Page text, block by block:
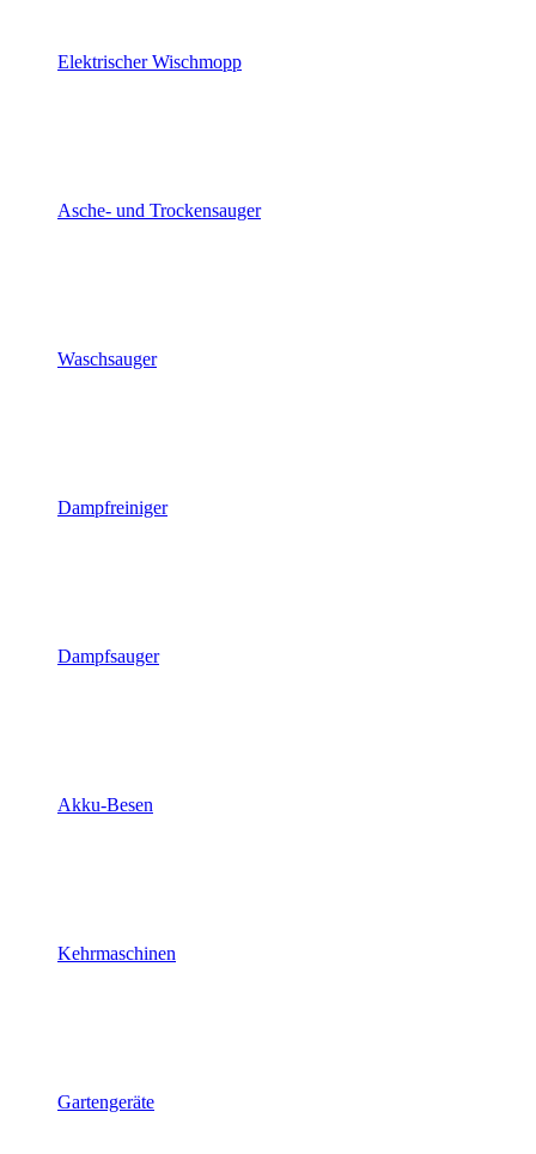
Elektrischer Wischmopp
Asche- und Trockensauger
Waschsauger
Dampfreiniger
Dampfsauger
Akku-Besen
Kehrmaschinen
Gartengeräte